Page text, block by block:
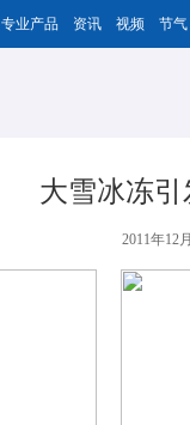
专业产品 资讯 视频 节气
大雪冰冻
2011年12